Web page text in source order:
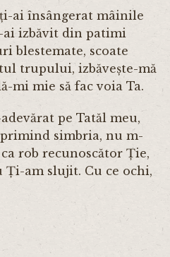
ai însângerat mâinile
ai izbăvit din patimi
blestemate, scoate
trupului, izbăvește-mă
mi mie să fac voia Ta.
pe Tatăl meu,
simbria, nu m-
rob recunoscător Ție,
Ți-am slujit. Cu ce ochi,